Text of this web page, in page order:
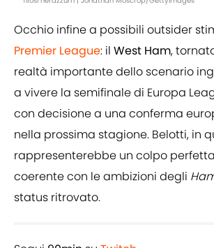
Occhio infine a possibili outsider
Premier League: il West Ham,
realtà importante dello scenario
a vivere la semifinale di Europa
con decisione a una conferma
nella prossima stagione. Belotti, in
rappresenterebbe un colpo
coerente con le ambizioni degli
status ritrovato.